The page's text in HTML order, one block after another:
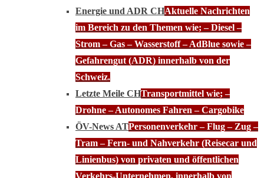
Energie und ADR CHAktuelle Nachrichten
im Bereich zu den Themen wie; – Diesel –
Strom – Gas – Wasserstoff – AdBlue sowie –
Gefahrengut (ADR) innerhalb von der
Schweiz.
Letzte Meile CHTransportmittel wie; –
Drohne – Autonomes Fahren – Cargobike
ÖV-News ATPersonenverkehr – Flug – Zug –
Tram – Fern- und Nahverkehr (Reisecar und
Linienbus) von privaten und öffentlichen
Verkehrs-Unternehmen, innerhalb von